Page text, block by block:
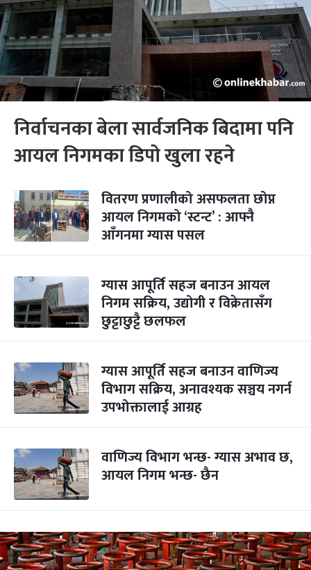
निर्वाचनका बेला सार्वजनिक बिदामा पनि
आयल निगमका डिपो खुला रहने
वितरण प्रणालीको असफलता छोप्न
आयल निगमको ‘स्टन्ट’ : आफ्नै
आँगनमा ग्यास पसल
ग्यास आपूर्ति सहज बनाउन आयल
निगम सक्रिय, उद्योगी र विक्रेतासँग
छुट्टाछुट्टै छलफल
ग्यास आपूर्ति सहज बनाउन वाणिज्य
विभाग सक्रिय, अनावश्यक सञ्चय नगर्न
उपभोक्तालाई आग्रह
वाणिज्य विभाग भन्छ- ग्यास अभाव छ,
आयल निगम भन्छ- छैन